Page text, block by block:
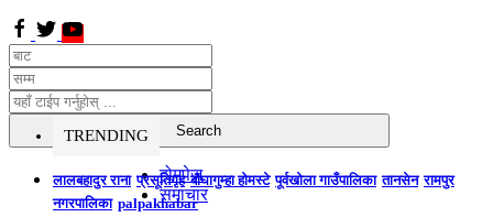
TRENDING
लालबहादुर राना प्रसूतिगृह बौघागुम्हा होमस्टे पूर्वखोला गाउँपालिका तानसेन रामपुर
नगरपालिका palpakhabar
होमपेज
समाचार